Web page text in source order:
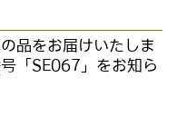
品をお届けいたしま
「SE067」をお知ら